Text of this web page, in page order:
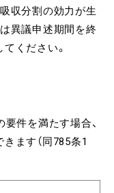
収分割の効力が生
異議申述期間を終
ください。
件を満たす場合、
ます（同785条1